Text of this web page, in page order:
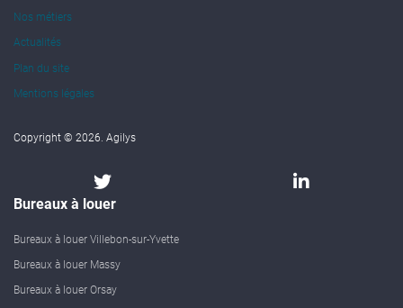
Nos métiers
Actualités
Plan du site
Mentions légales
Copyright © 2026. Agilys
Bureaux à louer
Bureaux à louer Villebon-sur-Yvette
Bureaux à louer Massy
Bureaux à louer Orsay